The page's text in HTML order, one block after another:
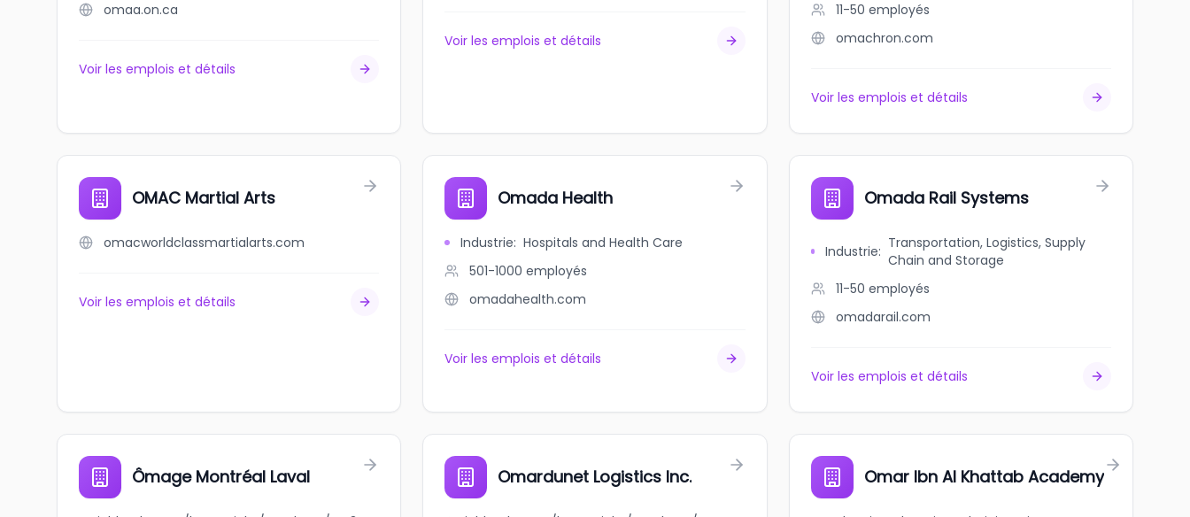
omaa.on.ca
Voir les emplois et détails
Voir les emplois et détails
11-50 employés
omachron.com
Voir les emplois et détails
OMAC Martial Arts
omacworldclassmartialarts.com
Voir les emplois et détails
Omada Health
Industrie: Hospitals and Health Care
501-1000 employés
omadahealth.com
Voir les emplois et détails
Omada Rail Systems
Industrie: Transportation, Logistics, Supply
Chain and Storage
11-50 employés
omadarail.com
Voir les emplois et détails
Ômage Montréal Laval Omardunet Logistics Inc. Omar Ibn Al Khattab Academy